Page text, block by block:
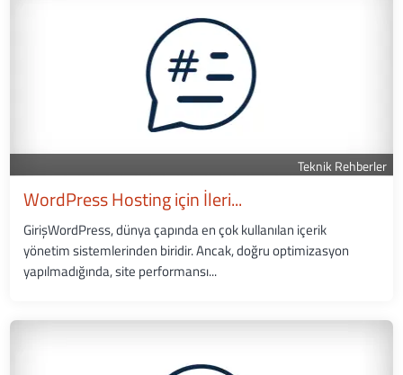
Teknik Rehberler
WordPress Hosting için İleri...
GirişWordPress, dünya çapında en çok kullanılan içerik
yönetim sistemlerinden biridir. Ancak, doğru optimizasyon
yapılmadığında, site performansı...